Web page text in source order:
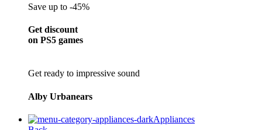
Save up to -45%
Get discount
on PS5 games
Get ready to impressive sound
Alby Urbanears
Appliances